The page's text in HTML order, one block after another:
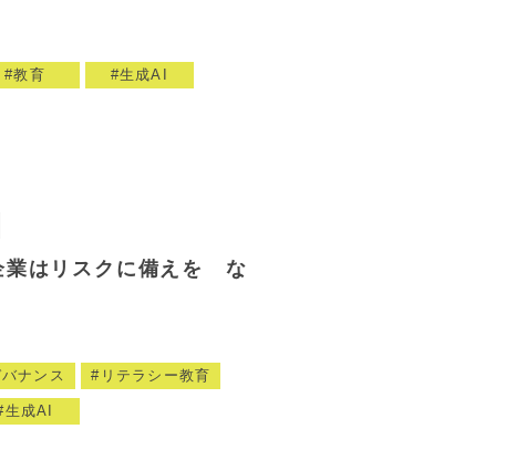
教育 生成AI
はリスクに備えを な
ナンス リテラシー教育
生成AI